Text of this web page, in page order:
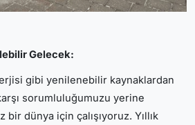
Gelecek:
gibi yenilenebilir kaynaklardan
sorumluluğumuzu yerine
dünya için çalışıyoruz. Yıllık